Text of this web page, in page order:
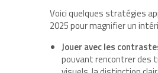
Voici quelques stratégies
2025 pour magnifier un
Jouer avec les
pouvant rencontrer des